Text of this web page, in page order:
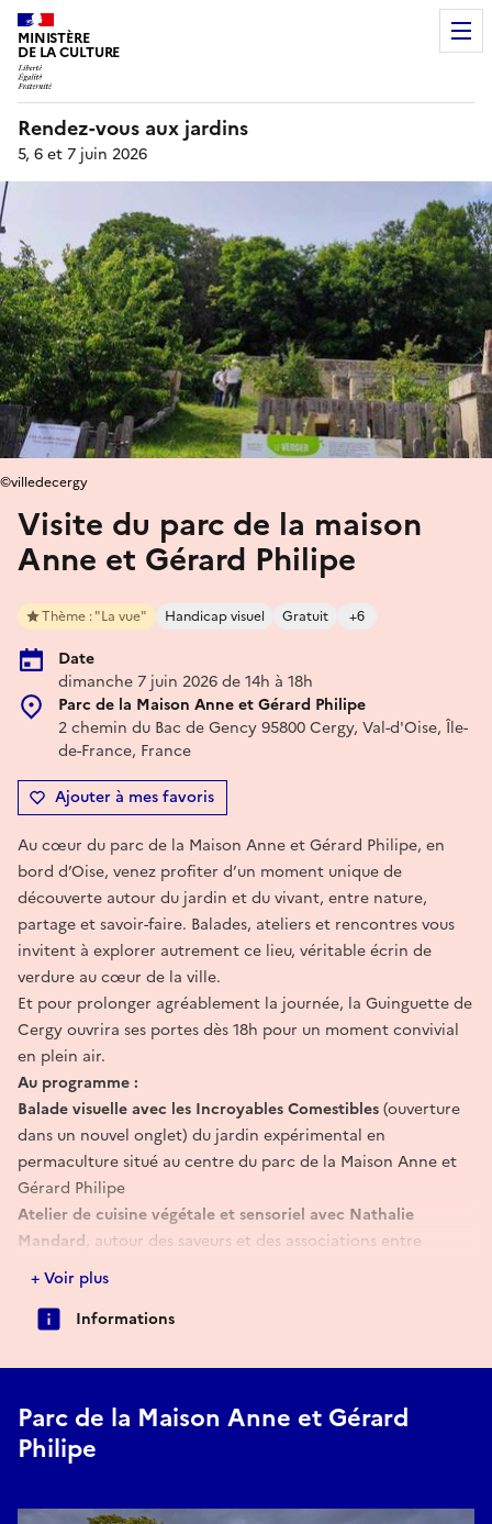
MINISTÈRE
DE LA CULTURE
Rendez-vous aux jardins
5, 6 et 7 juin 2026
Visite du parc de la maison
Anne et Gérard Philipe
Thème : "La vue" Handicap visuel Gratuit +6
Date
dimanche 7 juin 2026 de 14h à 18h
Parc de la Maison Anne et Gérard Philipe
2 chemin du Bac de Gency 95800 Cergy, Val-d'Oise, Île-
de-France, France
Ajouter à mes favoris
©villedecergy
Au cœur du parc de la Maison Anne et Gérard Philipe, en
bord d’Oise, venez profiter d’un moment unique de
découverte autour du jardin et du vivant, entre nature,
partage et savoir-faire. Balades, ateliers et rencontres vous
invitent à explorer autrement ce lieu, véritable écrin de
verdure au cœur de la ville.
Et pour prolonger agréablement la journée, la Guinguette de
Cergy ouvrira ses portes dès 18h pour un moment convivial
en plein air.
Au programme :
Balade visuelle avec les Incroyables Comestibles(ouverture
dans un nouvel onglet) du jardin expérimental en
permaculture situé au centre du parc de la Maison Anne et
Gérard Philipe
Atelier de cuisine végétale et sensoriel avec Nathalie
Mandard , autour des saveurs et des associations entre
couleurs et goûts. Cette proposition, bien que faisant appel
à la perception visuelle, est ouverte aux personnes non et
malvoyantes, qui pourront pleinement participer à travers la
Visite guidée et conseils pratiques du maraicher Alain
aux changements climatiques
Découverte du rôle des abeilles et des étapes de fabrication
Bénédicte De Pous
+ Voir plus
Informations
Parc de la Maison Anne et Gérard
Philipe